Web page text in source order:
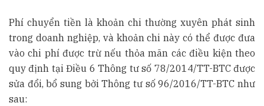
Phí chuyển tiền là khoản chi thường xuyên phát sinh
trong doanh nghiệp, và khoản chi này có thể được đưa
vào chi phí được trừ nếu thỏa mãn các điều kiện theo
quy định tại Điều 6 Thông tư số 78/2014/TT-BTC được
sửa đổi, bổ sung bởi Thông tư số 96/2016/TT-BTC như
sau: